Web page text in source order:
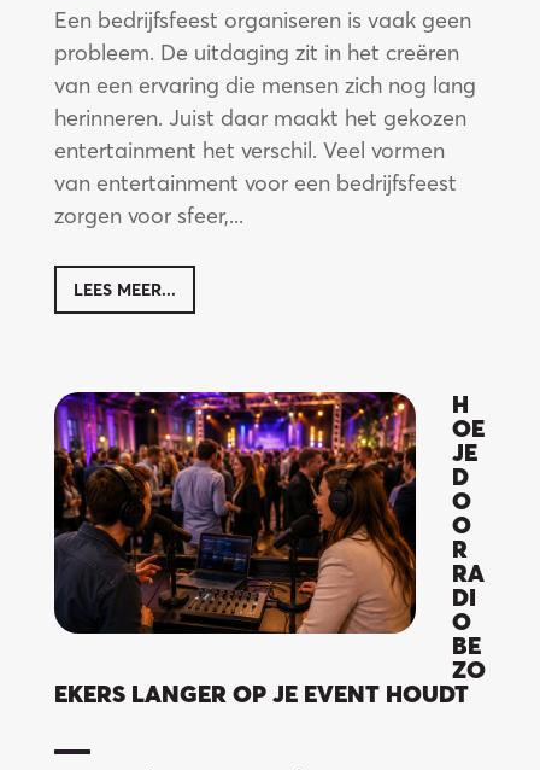
Een bedrijfsfeest organiseren is vaak geen
probleem. De uitdaging zit in het creëren
van een ervaring die mensen zich nog lang
herinneren. Juist daar maakt het gekozen
entertainment het verschil. Veel vormen
van entertainment voor een bedrijfsfeest
zorgen voor sfeer,...
LEES MEER...
H
OE
JE
D
O
O
R
RA
DI
O
BE
ZO
EKERS LANGER OP JE EVENT HOUDT